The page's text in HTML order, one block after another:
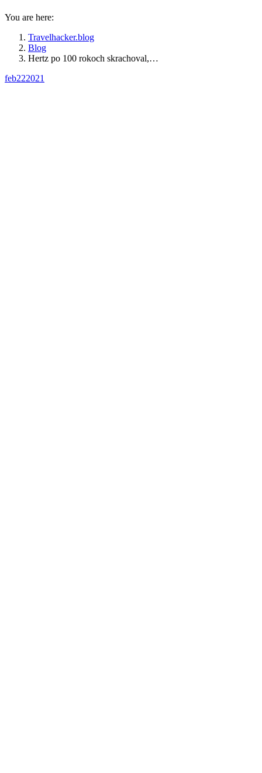
You are here:
Travelhacker.blog
Blog
Hertz po 100 rokoch skrachoval,…
feb222021